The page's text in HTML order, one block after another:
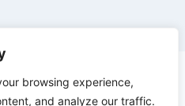
browsing experience,
and analyze our traffic.